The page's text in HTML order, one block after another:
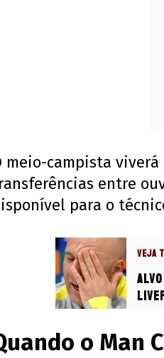
meio-campista
entre
para o
VEJA
o Man